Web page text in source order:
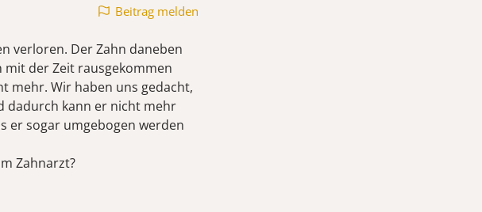
Beitrag melden
verloren. Der Zahn daneben
mit der Zeit rausgekommen
mehr. Wir haben uns gedacht,
dadurch kann er nicht mehr
er sogar umgebogen werden
Zahnarzt?